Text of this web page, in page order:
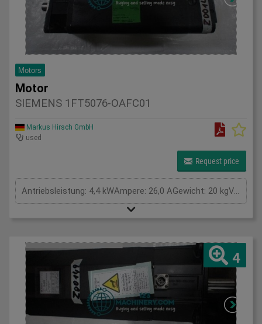
Motors
Motor
SIEMENS 1FT5076-OAFC01
Markus Hirsch GmbH
used
Request price
Antriebsleistung: 4,4 kWAmpere: 26,0 AGewicht: 20 kgVolt: VGesamtleistungsbedarf: kWMaschinengewicht ca.: tRaumbedarf ca.: m
4